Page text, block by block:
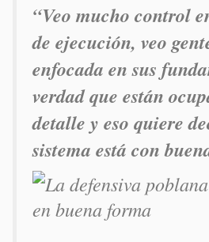
“Veo mucho control
de ejecución, veo
enfocada en sus
verdad que están
detalle y eso quiere
sistema está con